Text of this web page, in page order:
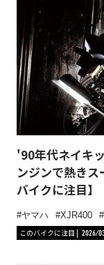
'90年代ネイキ
ンジンで熱き
バイクに注目】
ヤマハ XJR400
このバイクに注目
2026/